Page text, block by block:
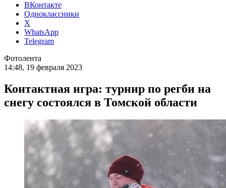
ВКонтакте
Одноклассники
X
WhatsApp
Telegram
Фотолента
14:48, 19 февраля 2023
Контактная игра: турнир по регби на
снегу состоялся в Томской области